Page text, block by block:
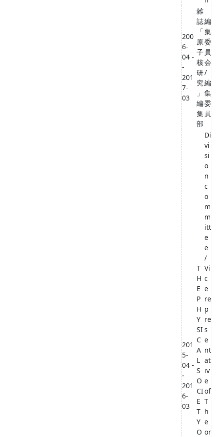
200
6-
04 -
-
201
7-
03
雑
誌
「
原
子
核
研
究
」
編
集
部
編
集
委
員
会
/
編
集
委
員
201
5-
04 -
-
201
6-
03
T
H
E
P
H
Y
SI
C
A
L
S
O
CI
E
T
Y
O
Di
vi
si
o
n
c
o
m
m
itt
e
e
/
Vi
c
e
re
p
re
s
e
nt
at
iv
e
of
T
h
e
or